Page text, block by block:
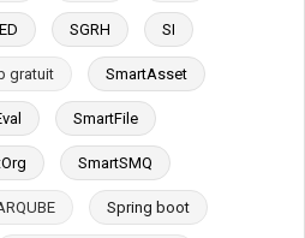
SGRH SI
gratuit SmartAsset
SmartFile
SmartSMQ
Spring boot